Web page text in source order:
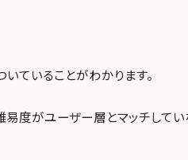
ていることがわかります。
易度がユーザー層とマッチして